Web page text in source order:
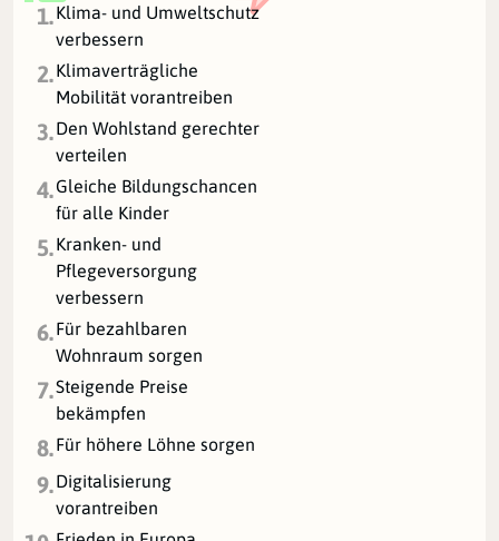
1.Klima- und Umweltschutz
verbessern
2.Klimaverträgliche
Mobilität vorantreiben
3.Den Wohlstand gerechter
verteilen
4.Gleiche Bildungschancen
für alle Kinder
5.Kranken- und
Pflegeversorgung
verbessern
6.Für bezahlbaren
Wohnraum sorgen
7.Steigende Preise
bekämpfen
8.Für höhere Löhne sorgen
9.Digitalisierung
vorantreiben